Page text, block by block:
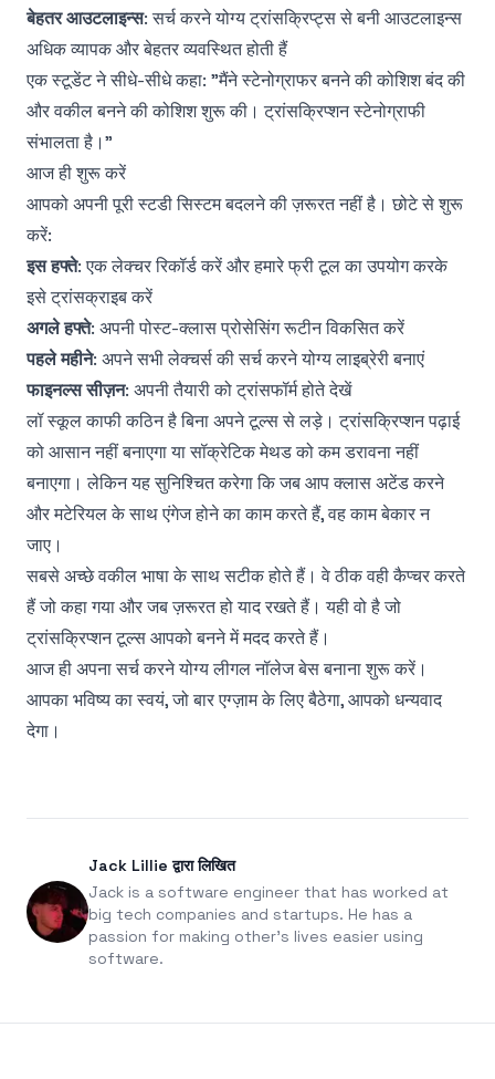
बेहतर आउटलाइन्स: सर्च करने योग्य ट्रांसक्रिप्ट्स से बनी आउटलाइन्स
अधिक व्यापक और बेहतर व्यवस्थित होती हैं
एक स्टूडेंट ने सीधे-सीधे कहा: "मैंने स्टेनोग्राफर बनने की कोशिश बंद की
और वकील बनने की कोशिश शुरू की। ट्रांसक्रिप्शन स्टेनोग्राफी
संभालता है।"
आज ही शुरू करें
आपको अपनी पूरी स्टडी सिस्टम बदलने की ज़रूरत नहीं है। छोटे से शुरू
करें:
इस हफ्ते: एक लेक्चर रिकॉर्ड करें और हमारेफ्री टूलका उपयोग करके
इसे ट्रांसक्राइब करें
अगले हफ्ते: अपनी पोस्ट-क्लास प्रोसेसिंग रूटीन विकसित करें
पहले महीने: अपने सभी लेक्चर्स की सर्च करने योग्य लाइब्रेरी बनाएं
फाइनल्स सीज़न: अपनी तैयारी को ट्रांसफॉर्म होते देखें
लॉ स्कूल काफी कठिन है बिना अपने टूल्स से लड़े। ट्रांसक्रिप्शन पढ़ाई
को आसान नहीं बनाएगा या सॉक्रेटिक मेथड को कम डरावना नहीं
बनाएगा। लेकिन यह सुनिश्चित करेगा कि जब आप क्लास अटेंड करने
और मटेरियल के साथ एंगेज होने का काम करते हैं, वह काम बेकार न
जाए।
सबसे अच्छे वकील भाषा के साथ सटीक होते हैं। वे ठीक वही कैप्चर करते
हैं जो कहा गया और जब ज़रूरत हो याद रखते हैं। यही वो है जो
ट्रांसक्रिप्शन टूल्स आपको बनने में मदद करते हैं।
आज ही अपना सर्च करने योग्य लीगल नॉलेज बेस बनाना शुरू करें।
आपका भविष्य का स्वयं, जो बार एग्ज़ाम के लिए बैठेगा, आपको धन्यवाद
देगा।
Jack Lillie द्वारा लिखित
Jack is a software engineer that has worked at
big tech companies and startups. He has a
passion for making other's lives easier using
software.